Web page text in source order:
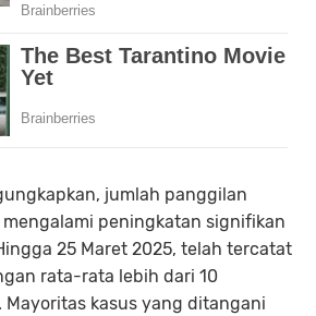
jumlah panggilan
mengalami peningkatan signifikan
25 Maret 2025, telah tercatat
rata-rata lebih dari 10
kasus yang ditangani